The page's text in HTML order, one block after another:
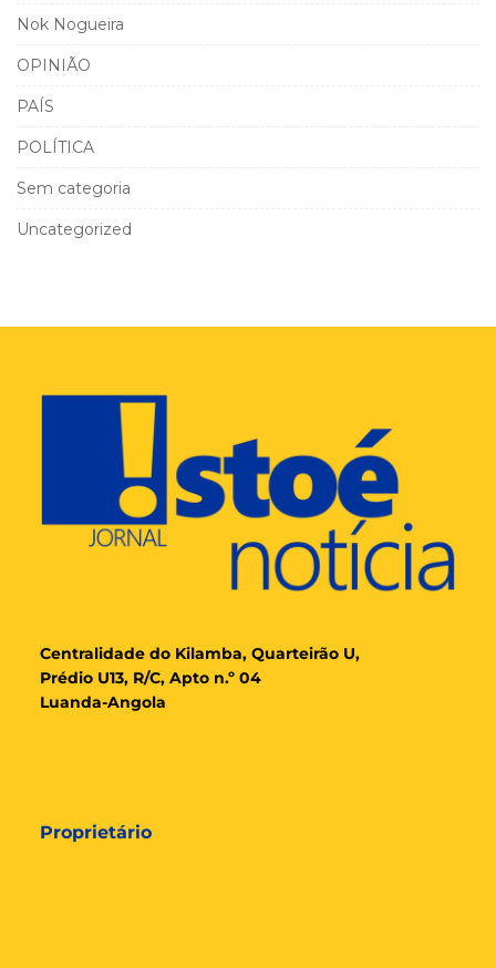
Nok Nogueira
OPINIÃO
PAÍS
POLÍTICA
Sem categoria
Uncategorized
Centralidade do Kilamba, Quarteirão U,
Prédio U13, R/C, Apto n.º 04
Luanda-Angola
Proprietário